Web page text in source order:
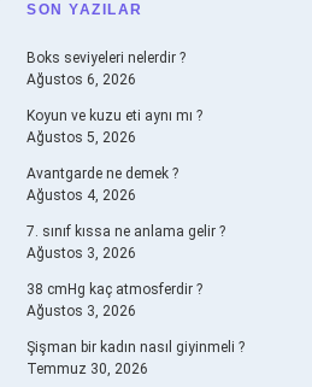
SIDEBAR
SON YAZILAR
Boks seviyeleri nelerdir ?
Ağustos 6, 2026
Koyun ve kuzu eti aynı mı ?
Ağustos 5, 2026
Avantgarde ne demek ?
Ağustos 4, 2026
7. sınıf kıssa ne anlama gelir ?
Ağustos 3, 2026
38 cmHg kaç atmosferdir ?
Ağustos 3, 2026
Şişman bir kadın nasıl giyinmeli ?
Temmuz 30, 2026